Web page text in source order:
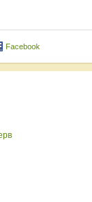
Facebook